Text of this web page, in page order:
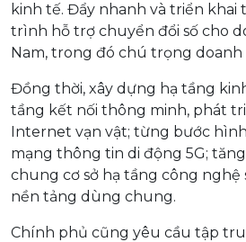
kinh tế. Đẩy nhanh và triển khai
trình hỗ trợ chuyển đổi số cho
Nam, trong đó chú trọng doanh
Đồng thời, xây dựng hạ tầng
tầng kết nối thông minh, phát
Internet vạn vật; từng bước
mạng thông tin di động 5G;
chung cơ sở hạ tầng công
nền tảng dùng chung.
Chính phủ cũng yêu cầu tập